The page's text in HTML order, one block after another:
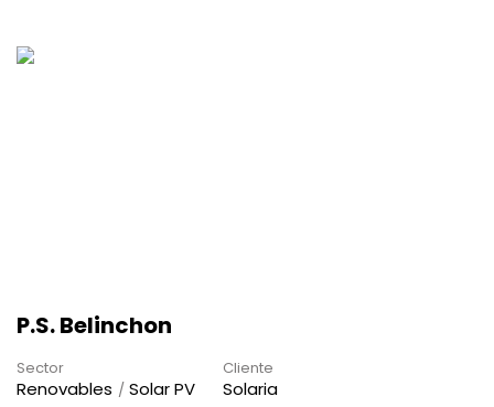
P.S. Belinchon
Sector
Renovables Solar PV
Cliente
Solaria